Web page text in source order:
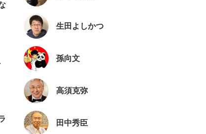
生田よしかつ
孫向文
高須克弥
田中秀臣